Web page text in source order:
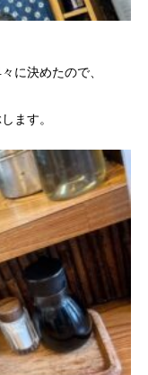
に決めたので、
ます。